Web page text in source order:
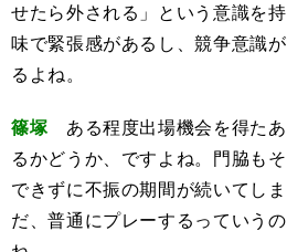
せたら外される」という意識を
味で緊張感があるし、競争意識
るよね。
篠塚ある程度出場機会を得たあ
るかどうか、ですよね。門脇も
できずに不振の期間が続いてし
だ、普通にプレーするっていう